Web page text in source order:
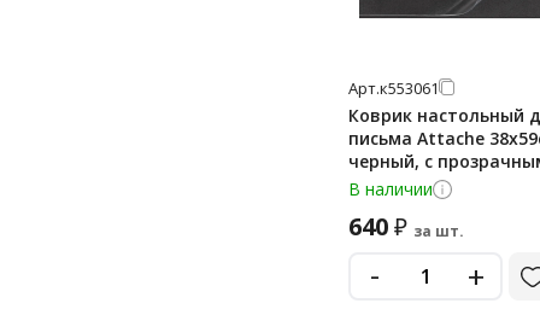
Арт.к553061
Коврик настольный
письма Attache
черный, с
листом
В наличии
640₽ за шт.
- +